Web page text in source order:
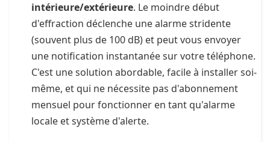
intérieure/extérieure. Le moindre début
d'effraction déclenche une alarme stridente
(souvent plus de 100 dB) et peut vous envoyer
une notification instantanée sur votre téléphone.
C'est une solution abordable, facile à installer soi-
même, et qui ne nécessite pas d'abonnement
mensuel pour fonctionner en tant qu'alarme
locale et système d'alerte.